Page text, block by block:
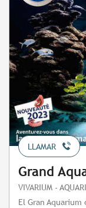
LLAMAR
Grand
VIVARIUM -
El Gran